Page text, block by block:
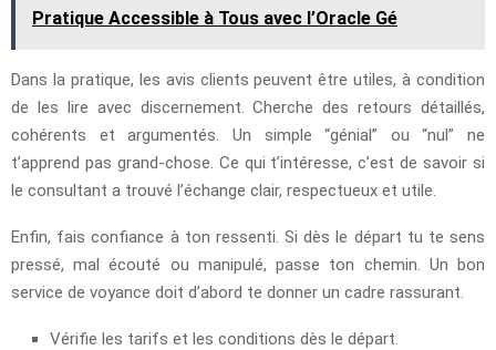
Pratique Accessible à Tous avec l’Oracle Gé
Dans la pratique, les avis clients peuvent être utiles, à condition
de les lire avec discernement. Cherche des retours détaillés,
cohérents et argumentés. Un simple “génial” ou “nul” ne
t’apprend pas grand-chose. Ce qui t’intéresse, c’est de savoir si
le consultant a trouvé l’échange clair, respectueux et utile.
Enfin, fais confiance à ton ressenti. Si dès le départ tu te sens
pressé, mal écouté ou manipulé, passe ton chemin. Un bon
service de voyance doit d’abord te donner un cadre rassurant.
Vérifie les tarifs et les conditions dès le départ.